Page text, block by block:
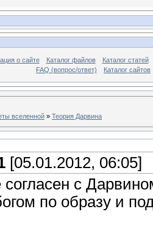
о сайте Каталог файлов
Каталог статей
FAQ (вопрос/ответ)
Каталог сайтов
вселенной » Теория Дарвина
[05.01.2012, 06:05]
с
по образу и